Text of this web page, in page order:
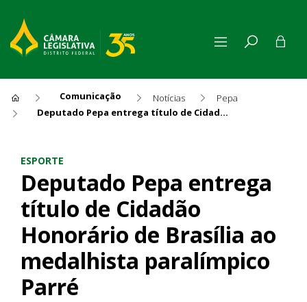
Comunicação Notícias
Pepa
Deputado Pepa entrega título de Cidadão Honorário de Brasília ao medalhista paralímpico Parré
ESPORTE
Deputado Pepa entrega
título de Cidadão
Honorário de Brasília ao
medalhista paralímpico
Parré